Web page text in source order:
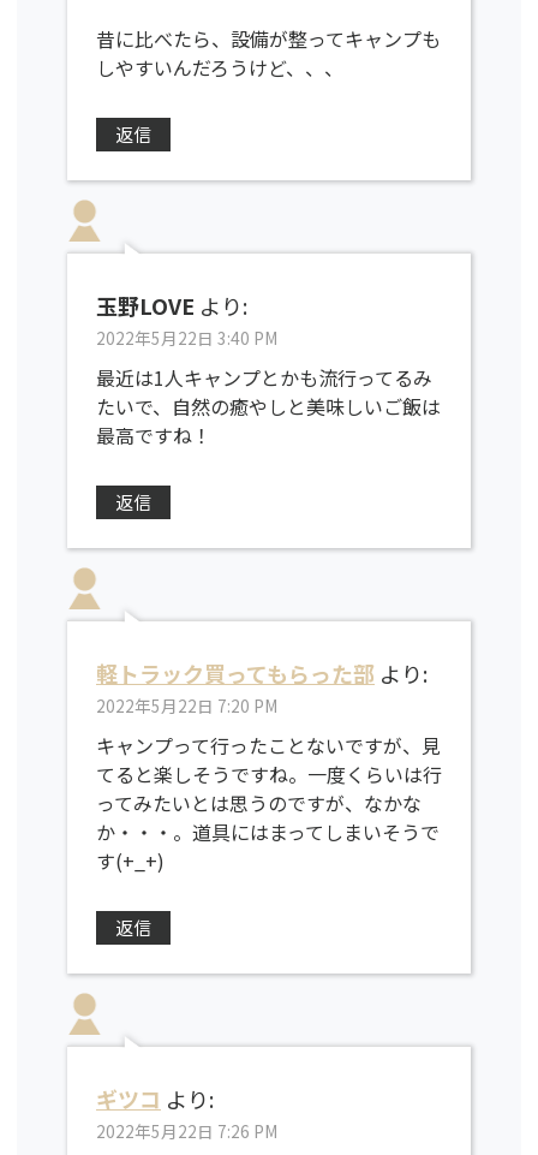
昔に比べたら、設備が整ってキャンプも
しやすいんだろうけど、、、
返信
玉野LOVE より:
2022年5月22日 3:40 PM
最近は1人キャンプとかも流行ってるみ
たいで、自然の癒やしと美味しいご飯は
最高ですね！
返信
軽トラック買ってもらった部 より:
2022年5月22日 7:20 PM
キャンプって行ったことないですが、見
てると楽しそうですね。一度くらいは行
ってみたいとは思うのですが、なかな
か・・・。道具にはまってしまいそうで
す(+_+)
返信
ギツコ より:
2022年5月22日 7:26 PM